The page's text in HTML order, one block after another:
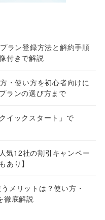
ラン登録方法と解約手順
付きで解説
・使い方を初心者向けに
ランの選び方まで
イックスタート」で
気12社の割引キャンペー
あり】
メリットは？使い方・
徹底解説